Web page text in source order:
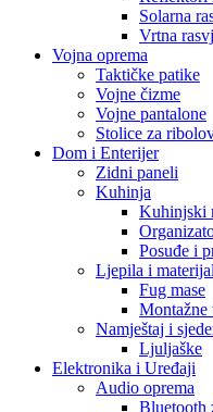
Solarna
Vrtna
Vojna oprema
Taktičke patike
Vojne čizme
Vojne pantalone
Stolice za
Dom i Enterijer
Zidni paneli
Kuhinja
Kuhinjski
Posuđe i
Ljepila i
Fug mase
Montažne
Namještaj i
Ljuljaške
Elektronika i Uređaji
Audio oprema
Bluetooth